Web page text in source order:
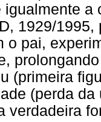
igualmente
1929/
o pai,
(primeira
(perda
verdadeira